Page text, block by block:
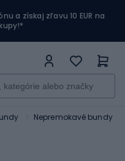
a získaj zľavu 10 EUR na
Nepremokavé bundy